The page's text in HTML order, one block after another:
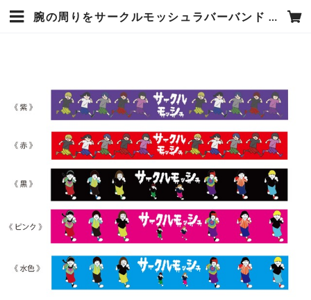
腕の周りをサークルモッシュラバーバンド | DJライブキッズあるある中の人公式通販